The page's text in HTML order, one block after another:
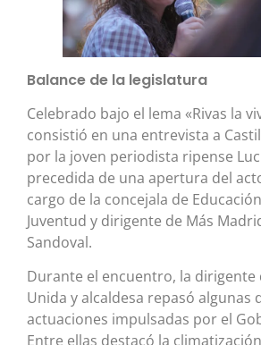
Balance de la legislatura
Celebrado bajo el lema «Rivas la
consistió en una entrevista a
por la joven periodista ripense
precedida de una apertura del
cargo de la concejala de
Juventud y dirigente de Más
Sandoval.
Durante el encuentro, la dirigente
Unida y alcaldesa repasó algunas
actuaciones impulsadas por el
Entre ellas destacó la